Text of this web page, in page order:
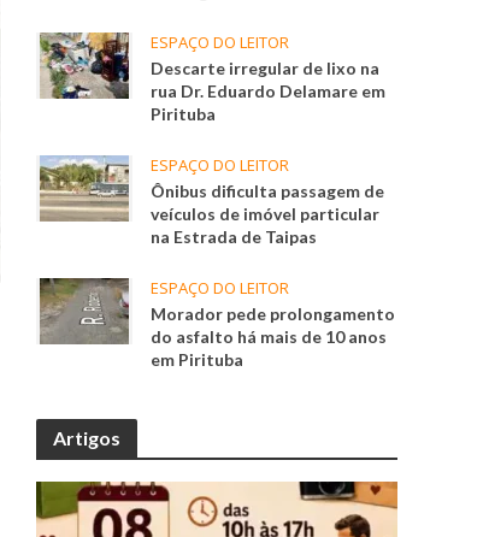
ESPAÇO DO LEITOR
Descarte irregular de lixo na
rua Dr. Eduardo Delamare em
Pirituba
ESPAÇO DO LEITOR
Ônibus dificulta passagem de
veículos de imóvel particular
na Estrada de Taipas
ESPAÇO DO LEITOR
Morador pede prolongamento
do asfalto há mais de 10 anos
em Pirituba
Artigos